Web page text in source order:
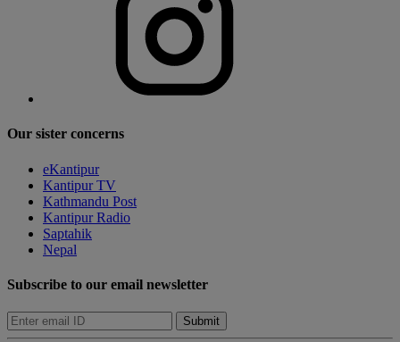
Our sister concerns
eKantipur
Kantipur TV
Kathmandu Post
Kantipur Radio
Saptahik
Nepal
Subscribe to our email newsletter
Submit